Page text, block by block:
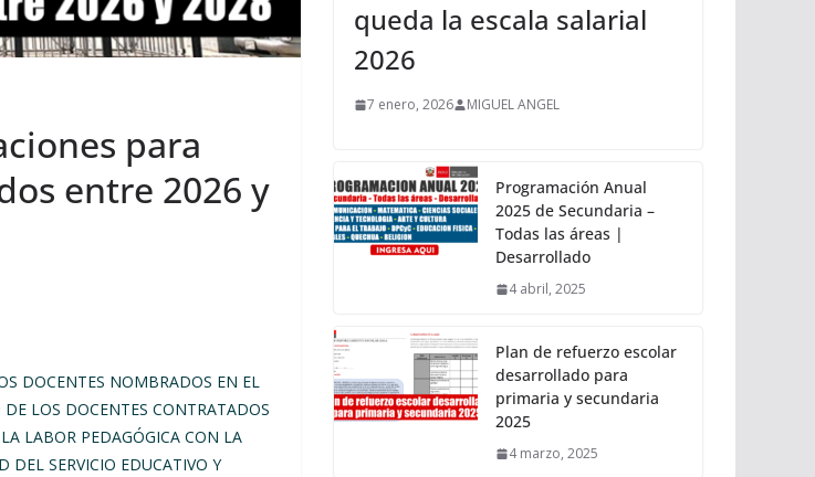
para
entre 2026 y
DOCENTES NOMBRADOS EN EL
LOS DOCENTES CONTRATADOS
LABOR PEDAGÓGICA CON LA
DEL SERVICIO EDUCATIVO Y
queda la escala salarial
2026
7 enero, 2026 MIGUEL ANGEL
Programación Anual
2025 de Secundaria –
Todas las áreas |
Desarrollado
4 abril, 2025
Plan de refuerzo escolar
desarrollado para
primaria y secundaria
2025
4 marzo, 2025